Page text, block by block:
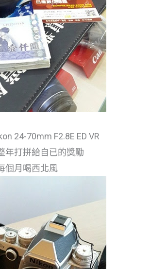
24-70mm F2.8E ED VR
年打拼給自已的獎勵
個月喝西北風